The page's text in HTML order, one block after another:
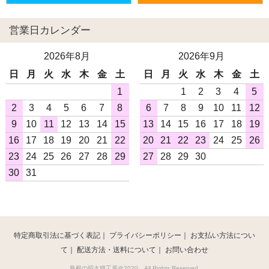
営業日カレンダー
2026年8月
日
月 火 水 木 金
土
1
2
3 4 5 6 7
8
9
10 11 12 13 14
15
16
17 18 19 20 21
22
23
24 25 26 27 28
29
30
31
2026年9月
日
月 火 水 木 金
土
1
2 3 4
5
6
7 8 9 10 11
12
13
14 15 16 17 18
19
20
21 22 23 24 25
26
27
28 29 30
特定商取引法に基づく表記 ｜ プライバシーポリシー ｜ お支払い方法につい
て ｜ 配送方法・送料について ｜ お問い合わせ